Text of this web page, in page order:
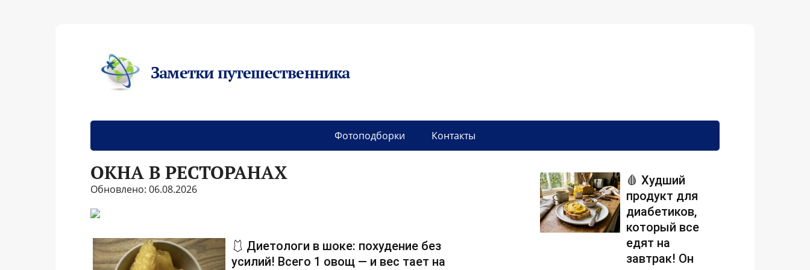
Заметки путешественника
Фотоподборки Контакты
ОКНА В РЕСТОРАНАХ
Обновлено: 06.08.2026
🩱 Диетологи в шоке: похудение без
усилий! Всего 1 овощ — и вес тает на
🩸 Худший
продукт для
диабетиков,
который все
едят на
завтрак! Он